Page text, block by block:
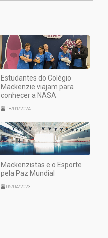
Estudantes do Colégio
Mackenzie viajam para
conhecer a NASA
18/01/2024
Mackenzistas e o Esporte
pela Paz Mundial
06/04/2023